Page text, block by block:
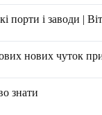
порти і заводи |
нових чуток
знати